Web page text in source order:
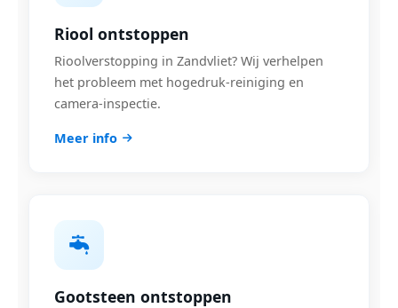
Riool ontstoppen
Rioolverstopping in Zandvliet? Wij verhelpen
het probleem met hogedruk-reiniging en
camera-inspectie.
Meer info
Gootsteen ontstoppen